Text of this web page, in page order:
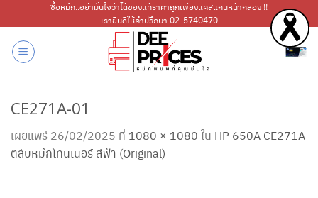
ไป
เนื้อหา
ซื้อหมึก..อย่ามั่นใจว่าได้ของแท้ราคาถูกเพียงแค่สแกนหน้ากล่อง !!
เรายินดีให้คำปรึกษา 02-5740470
CE271A-01
เผยแพร่ 26/02/2025 ที่ 1080 × 1080 ใน HP 650A CE271A
ตลับหมึกโทนเนอร์ สีฟ้า (Original)